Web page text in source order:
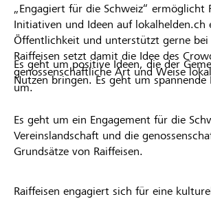
„Engagiert für die Schweiz“ ermöglicht
Initiativen und Ideen auf lokalhelden.ch
Öffentlichkeit und unterstützt gerne bei
Raiffeisen setzt damit die Idee des
genossenschaftliche Art und Weise
um.
Es geht um positive Ideen, die der
Nutzen bringen. Es geht um spannende
Es geht um ein Engagement für die
Vereinslandschaft und die
Grundsätze von Raiffeisen.
Raiffeisen engagiert sich für eine